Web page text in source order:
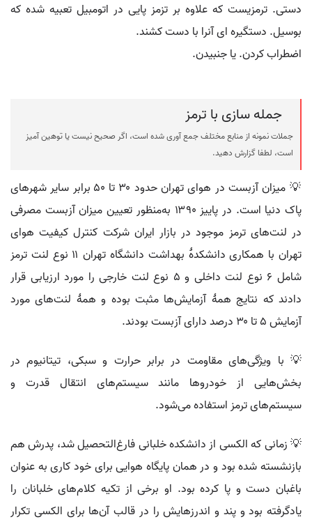
دستی. ترمزیست که علاوه بر تزمز پایی در اتومبیل تعبیه شده که
بوسیل. دستگیره ای آنرا با دست کشند.
اضطراب کردن. یا جنبیدن.
جمله سازی با ترمز
جملات نمونه از منابع مختلف جمع آوری شده است، اگر صحیح نیست یا توهین آمیز
است، لطفا گزارش دهید.
💡 میزان آزبست در هوای تهران حدود ۳۰ تا ۵۰ برابر سایر شهرهای
پاک دنیا است. در پاییز ۱۳۹۰ به‌منظور تعیین میزان آزبست مصرفی
در لنت‌های ترمز موجود در بازار ایران شرکت کنترل کیفیت هوای
تهران با همکاری دانشکدهٔ بهداشت دانشگاه تهران ۱۱ نوع لنت ترمز
شامل ۶ نوع لنت داخلی و ۵ نوع لنت خارجی را مورد ارزیابی قرار
دادند که نتایج همهٔ آزمایش‌ها مثبت بوده و همهٔ لنت‌های مورد
آزمایش ۵ تا ۳۰ درصد دارای آزبست بودند.
💡 با ویژگی‌های مقاومت در برابر حرارت و سبکی، تیتانیوم در
بخش‌هایی از خودروها مانند سیستم‌های انتقال قدرت و
سیستم‌های ترمز استفاده می‌شود.
💡 زمانی که الکسی از دانشکده خلبانی فارغ‌التحصیل شد، پدرش هم
بازنشسته شده بود و در همان پایگاه هوایی برای خود کاری به عنوان
باغبان دست و پا کرده بود. او برخی از تکیه کلام‌های خلبانان را
یادگرفته بود و پند و اندرزهایش را در قالب آن‌ها برای الکسی تکرار